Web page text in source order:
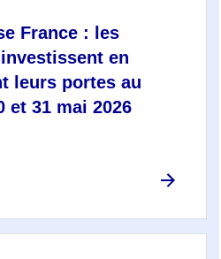
France : les
en
leurs portes au
et 31 mai 2026